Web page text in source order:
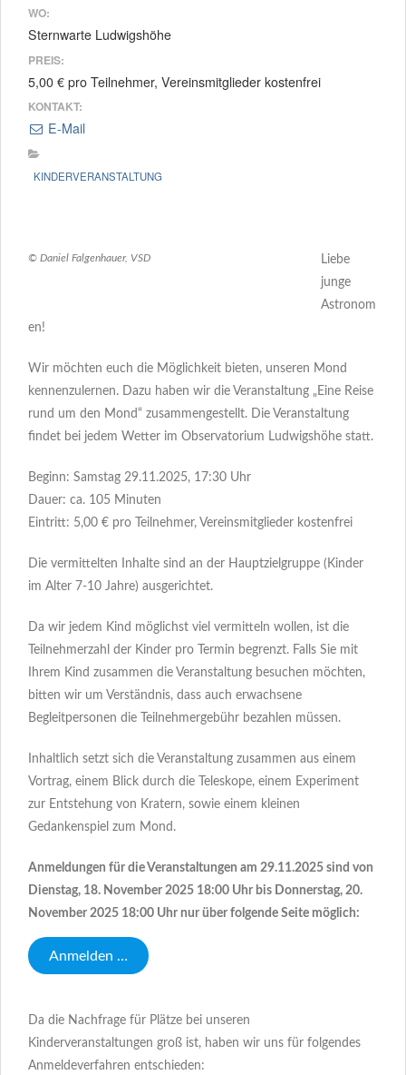
WO:
Sternwarte Ludwigshöhe
PREIS:
5,00 € pro Teilnehmer, Vereinsmitglieder kostenfrei
KONTAKT:
E-Mail
KINDERVERANSTALTUNG
© Daniel Falgenhauer, VSD
Liebe
junge
Astronom
en!
Wir möchten euch die Möglichkeit bieten, unseren Mond
kennenzulernen. Dazu haben wir die Veranstaltung „Eine Reise
rund um den Mond“ zusammengestellt. Die Veranstaltung
findet bei jedem Wetter im Observatorium Ludwigshöhe statt.
Beginn: Samstag 29.11.2025, 17:30 Uhr
Dauer: ca. 105 Minuten
Eintritt: 5,00 € pro Teilnehmer, Vereinsmitglieder kostenfrei
Die vermittelten Inhalte sind an der Hauptzielgruppe (Kinder
im Alter 7-10 Jahre) ausgerichtet.
Da wir jedem Kind möglichst viel vermitteln wollen, ist die
Teilnehmerzahl der Kinder pro Termin begrenzt. Falls Sie mit
Ihrem Kind zusammen die Veranstaltung besuchen möchten,
bitten wir um Verständnis, dass auch erwachsene
Begleitpersonen die Teilnehmergebühr bezahlen müssen.
Inhaltlich setzt sich die Veranstaltung zusammen aus einem
Vortrag, einem Blick durch die Teleskope, einem Experiment
zur Entstehung von Kratern, sowie einem kleinen
Gedankenspiel zum Mond.
Anmeldungen für die Veranstaltungen am 29.11.2025 sind von
Dienstag, 18. November 2025 18:00 Uhr bis Donnerstag, 20.
November 2025 18:00 Uhr nur über folgende Seite möglich:
Anmelden …
Da die Nachfrage für Plätze bei unseren
Kinderveranstaltungen groß ist, haben wir uns für folgendes
Anmeldeverfahren entschieden: